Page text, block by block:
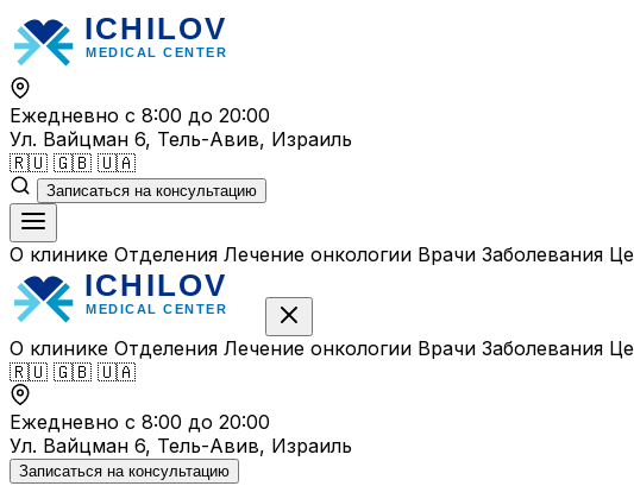
Перейти
к
содержимому
Ежедневно с 8:00 до 20:00
Ул. Вайцман 6, Тель-Авив, Израиль
🇷🇺 🇬🇧 🇺🇦
Записаться на консультацию
О клинике Отделения Лечение онкологии Врачи Заболевания
О клинике Отделения Лечение онкологии Врачи Заболевания
🇷🇺 🇬🇧 🇺🇦
Ежедневно с 8:00 до 20:00
Ул. Вайцман 6, Тель-Авив, Израиль
Записаться на консультацию